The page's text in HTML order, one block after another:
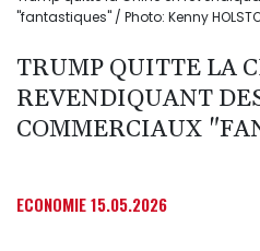
"fantastiques" / Photo: Kenny
TRUMP QUITTE LA
REVENDIQUANT
COMMERCIAUX
ECONOMIE15.05.2026